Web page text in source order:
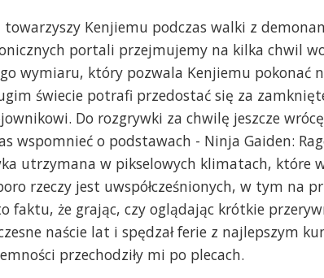
towarzyszy Kenjiemu podczas walki z
portali przejmujemy na kilka chwil
wymiaru, który pozwala Kenjiemu pokonać
świecie potrafi przedostać się za
Do rozgrywki za chwilę jeszcze
wspomnieć o podstawach - Ninja Gaiden:
utrzymana w pikselowych klimatach, które
rzeczy jest uwspółcześnionych, w tym na
faktu, że grając, czy oglądając krótkie
naście lat i spędzał ferie z najlepszym
przechodziły mi po plecach.